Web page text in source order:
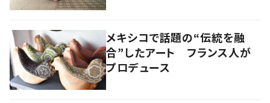
メキシコで話題の“伝統を融
合”したアート フランス人が
プロデュース